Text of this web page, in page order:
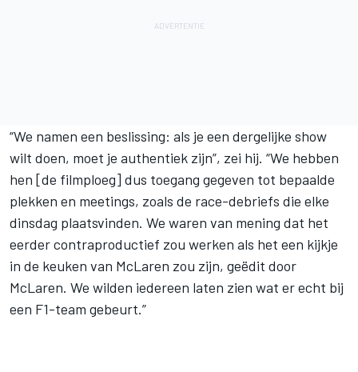
“We namen een beslissing: als je een dergelijke show
wilt doen, moet je authentiek zijn”, zei hij. “We hebben
hen [de filmploeg] dus toegang gegeven tot bepaalde
plekken en meetings, zoals de race-debriefs die elke
dinsdag plaatsvinden. We waren van mening dat het
eerder contraproductief zou werken als het een kijkje
in de keuken van McLaren zou zijn, geëdit door
McLaren. We wilden iedereen laten zien wat er echt bij
een F1-team gebeurt.”